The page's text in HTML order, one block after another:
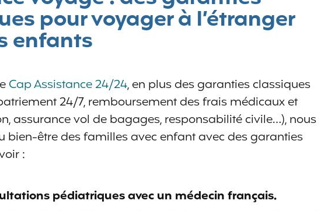
pour voyager à l’étranger
enfants
Cap Assistance 24/24, en plus des garanties classiques
24/7, remboursement des frais médicaux et
assurance vol de bagages, responsabilité civile…), nous
bien-être des familles avec enfant avec des garanties
:
pédiatriques avec un médecin français.